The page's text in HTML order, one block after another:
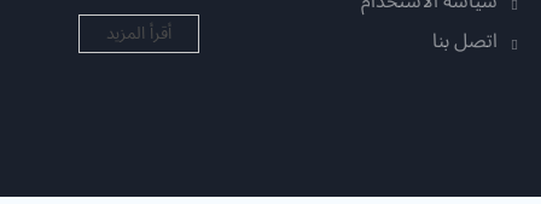
اتصل بنا
أقرأ المزيد